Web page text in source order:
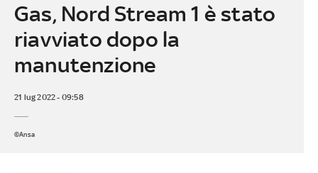
Gas, Nord Stream 1 è stato
riavviato dopo la
manutenzione
21 lug 2022 - 09:58
©Ansa